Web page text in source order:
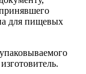
для пищевых